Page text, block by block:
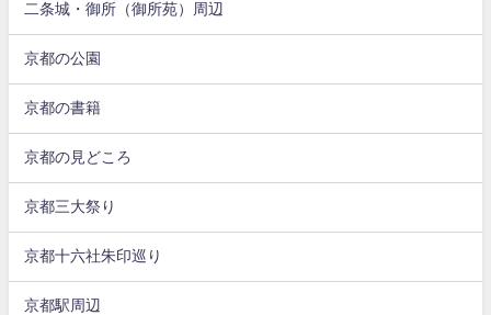
二条城・御所（御所苑）周辺
京都の公園
京都の書籍
京都の見どころ
京都三大祭り
京都十六社朱印巡り
京都駅周辺